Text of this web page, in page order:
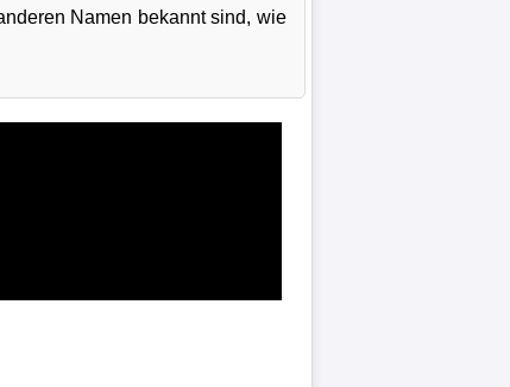
Namen bekannt sind, wie